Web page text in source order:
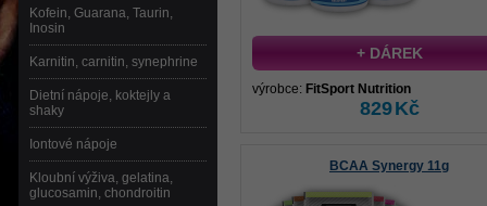
+ DÁREK
výrobce: FitSport Nutrition
829Kč
BCAA Synergy 11g
Kofein, Guarana, Taurin,
Inosin
Karnitin, carnitin, synephrine
Dietní nápoje, koktejly a
shaky
Iontové nápoje
Kloubní výživa, gelatina,
glucosamin, chondroitin